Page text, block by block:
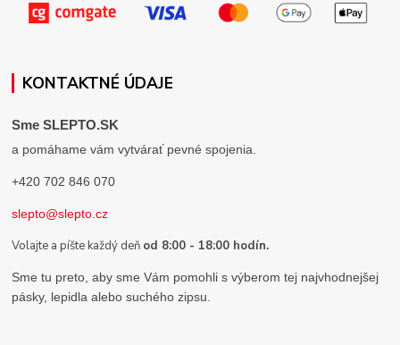
KONTAKTNÉ ÚDAJE
Sme SLEPTO.SK
a pomáhame vám vytvárať pevné spojenia.
+420 702 846 070
slepto@slepto.cz
Volajte a píšte každý deň od 8:00 - 18:00 hodín.
Sme tu preto, aby sme Vám pomohli s výberom tej najvhodnejšej
pásky, lepidla alebo suchého zipsu.